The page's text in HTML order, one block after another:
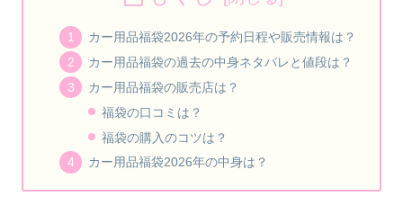
カー用品福袋2026年の予約日程や販売情報は？
カー用品福袋の過去の中身ネタバレと値段は？
カー用品福袋の販売店は？
福袋の口コミは？
福袋の購入のコツは？
カー用品福袋2026年の中身は？